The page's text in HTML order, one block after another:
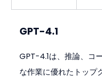
GPT-4.1
GPT-4.1は、推論、コ
な作業に優れたトップ